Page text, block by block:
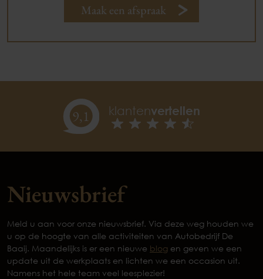
Maak een afspraak
9,1 klantenvertellen
Nieuwsbrief
Meld u aan voor onze nieuwsbrief. Via deze weg houden we
u op de hoogte van alle activiteiten van Autobedrijf De
Baaij. Maandelijks is er een nieuwe blog en geven we een
update uit de werkplaats en lichten we een occasion uit.
Namens het hele team veel leesplezier!